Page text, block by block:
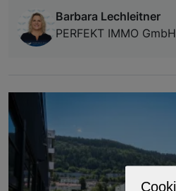
Barbara Lechleitner
PERFEKT IMMO GmbH